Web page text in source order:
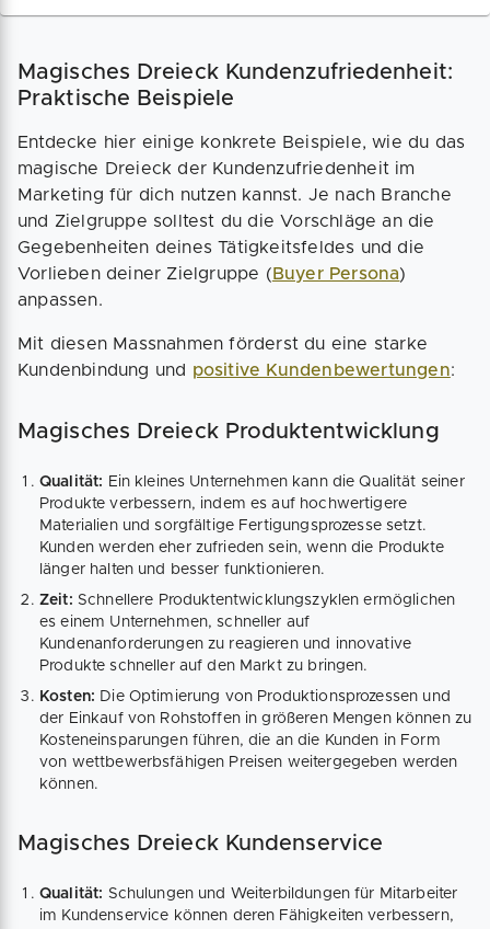
Neukunden. So investierst du in ein
nachhaltiges Kundenwachstum.
Magisches Dreieck Kundenzufriedenheit:
Praktische Beispiele
Entdecke hier einige konkrete Beispiele, wie du das
magische Dreieck der Kundenzufriedenheit im
Marketing für dich nutzen kannst. Je nach Branche
und Zielgruppe solltest du die Vorschläge an die
Gegebenheiten deines Tätigkeitsfeldes und die
Vorlieben deiner Zielgruppe ( Buyer Persona)
anpassen.
Mit diesen Massnahmen förderst du eine starke
Kundenbindung und positive Kundenbewertungen:
Magisches Dreieck Produktentwicklung
Qualität: Ein kleines Unternehmen kann die Qualität seiner
Produkte verbessern, indem es auf hochwertigere
Materialien und sorgfältige Fertigungsprozesse setzt.
Kunden werden eher zufrieden sein, wenn die Produkte
länger halten und besser funktionieren.
Zeit: Schnellere Produktentwicklungszyklen ermöglichen
es einem Unternehmen, schneller auf
Kundenanforderungen zu reagieren und innovative
Produkte schneller auf den Markt zu bringen.
Kosten: Die Optimierung von Produktionsprozessen und
der Einkauf von Rohstoffen in größeren Mengen können zu
Kosteneinsparungen führen, die an die Kunden in Form
von wettbewerbsfähigen Preisen weitergegeben werden
können.
Magisches Dreieck Kundenservice
Qualität: Schulungen und Weiterbildungen für Mitarbeiter
im Kundenservice können deren Fähigkeiten verbessern,